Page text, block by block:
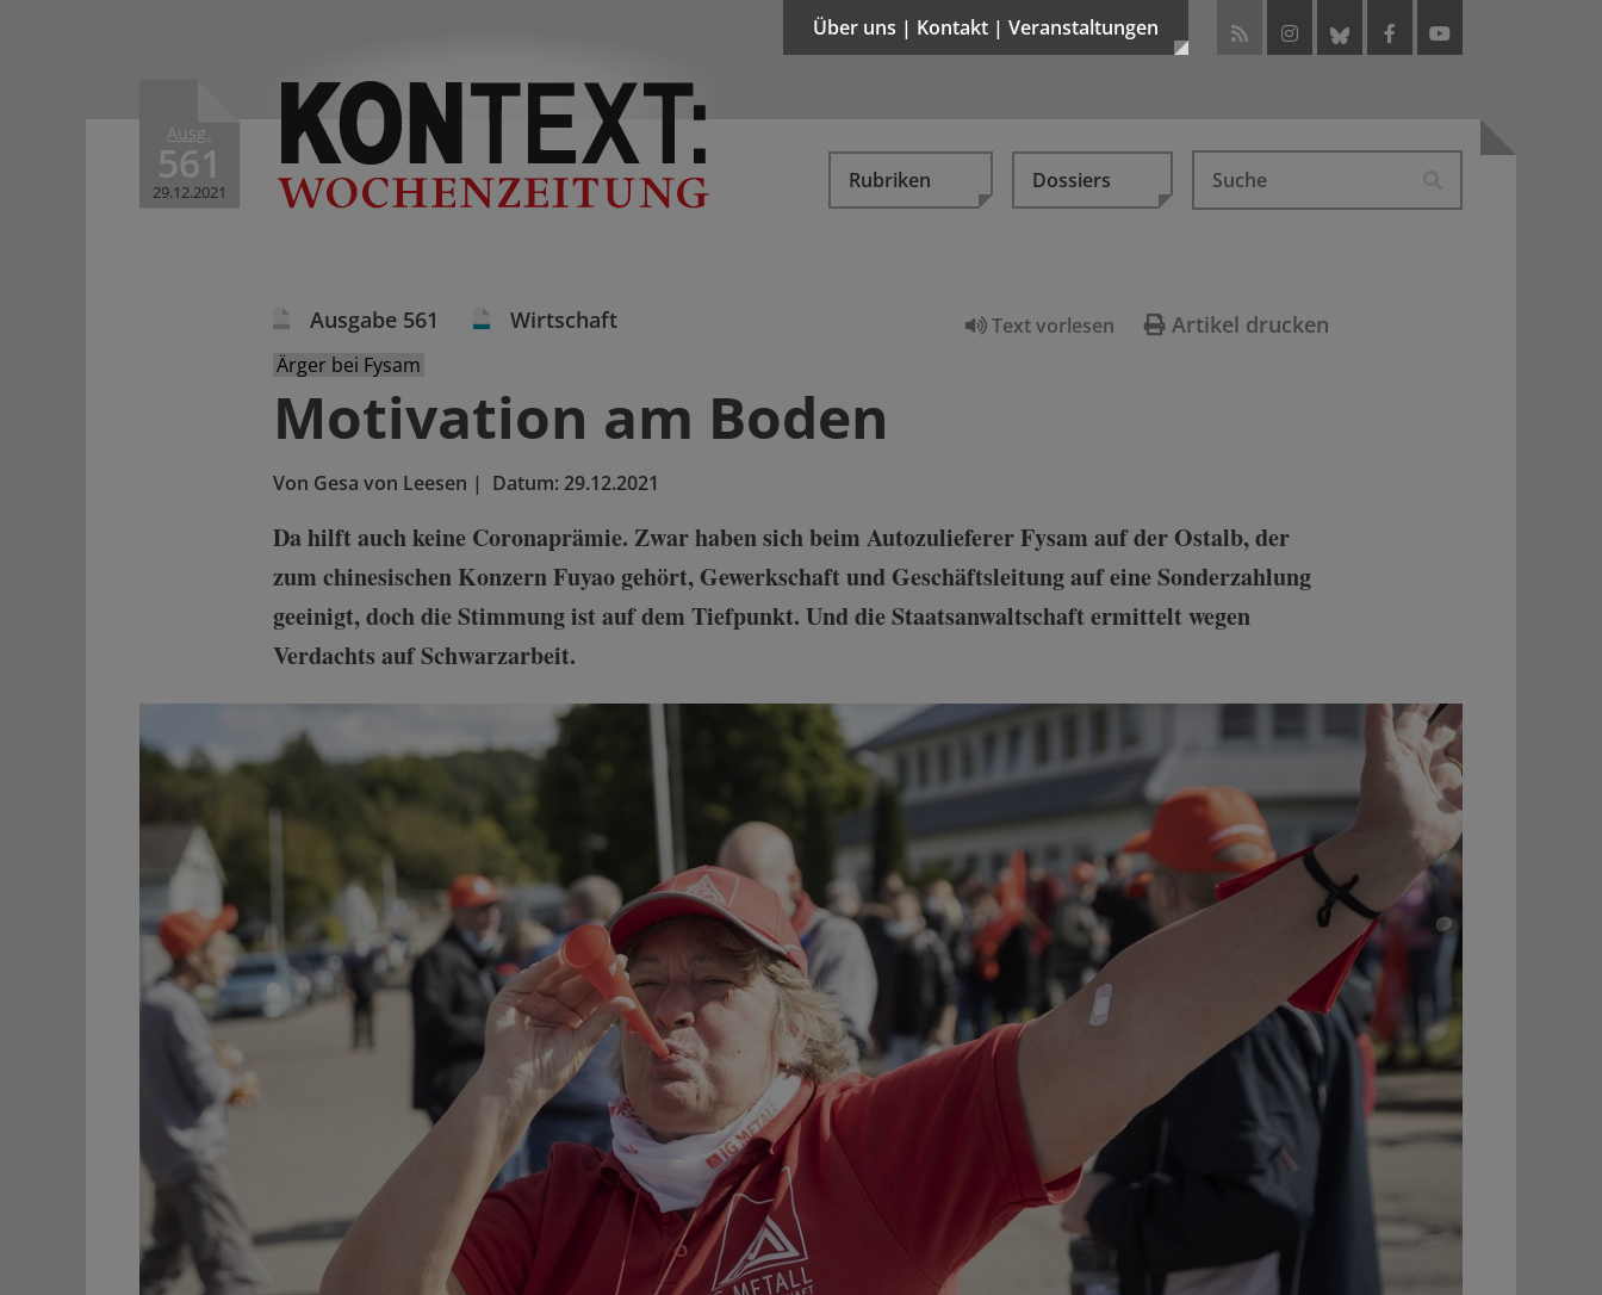
Ausg.
561
29.12.2021
Über uns | Kontakt | Veranstaltungen
Rubriken Dossiers
Text vorlesen Artikel drucken
Ausgabe 561 Wirtschaft
Ärger bei Fysam
Motivation am Boden
Von Gesa von Leesen | Datum:29.12.2021
Da hilft auch keine Coronaprämie. Zwar haben sich beim Autozulieferer Fysam auf der Ostalb, der
zum chinesischen Konzern Fuyao gehört, Gewerkschaft und Geschäftsleitung auf eine Sonderzahlung
geeinigt, doch die Stimmung ist auf dem Tiefpunkt. Und die Staatsanwaltschaft ermittelt wegen
Verdachts auf Schwarzarbeit.